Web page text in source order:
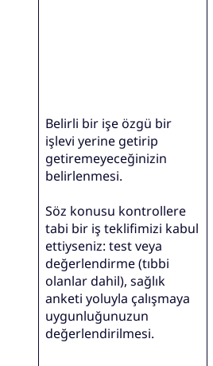
Belirli bir işe özgü bir
işlevi yerine getirip
getiremeyeceğinizin
belirlenmesi.
Söz konusu kontrollere
tabi bir iş teklifimizi kabul
ettiyseniz: test veya
değerlendirme (tıbbi
olanlar dahil), sağlık
anketi yoluyla çalışmaya
uygunluğunuzun
değerlendirilmesi.